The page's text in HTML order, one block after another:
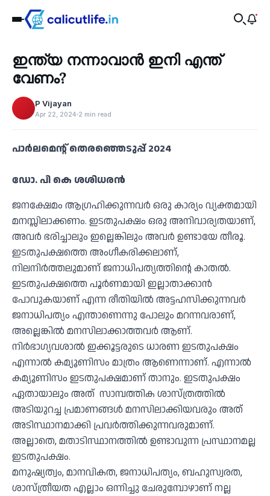
‹
Recent
ഇന്ത്യ നന്നാവാൻ ഇനി എന്ത്
വേണം?
P Vijayan
Apr 22, 2024 2 min read
പാർലമെന്റ് തെരഞ്ഞെടുപ്പ് 2024
ഡോ. പി കെ ശശിധരൻ
ജനക്ഷേമം ആഗ്രഹിക്കുന്നവർ ഒരു കാര്യം വ്യക്തമായി
മനസ്സിലാക്കണം. ഇടതുപക്ഷം ഒരു അനിവാര്യതയാണ്,
അവർ ഭരിച്ചാലും ഇല്ലെങ്കിലും അവർ ഉണ്ടായേ തീരൂ.
ഇടതുപക്ഷത്തെ അംഗീകരിക്കലാണ്,
നിലനിർത്തലുമാണ് ജനാധിപത്യത്തിന്റെ കാതൽ.
ഇടതുപക്ഷത്തെ പൂർണമായി ഇല്ലാതാക്കാൻ
പോവുകയാണ് എന്ന രീതിയിൽ അട്ടഹസിക്കുന്നവർ
ജനാധിപത്യം എന്താണെന്നു പോലും മറന്നവരാണ്,
അല്ലെങ്കിൽ മനസിലാക്കാത്തവർ ആണ്.
നിർഭാഗ്യവശാൽ ഇക്കൂട്ടരുടെ ധാരണ ഇടതുപക്ഷം
എന്നാൽ കമ്യൂണിസം മാത്രം ആണെന്നാണ്. എന്നാൽ
കമ്യൂണിസം ഇടതുപക്ഷമാണ് താനും. ഇടതുപക്ഷം
ഏതായാലും അത് സാമ്പത്തിക ശാസ്ത്രത്തിൽ
അടിയുറച്ച പ്രമാണങ്ങൾ മനസിലാക്കിയവരും അത്
അടിസ്ഥാനമാക്കി പ്രവർത്തിക്കുന്നവരുമാണ്.
അല്ലാതെ, മതാടിസ്ഥാനത്തിൽ ഉണ്ടാവുന്ന പ്രസ്ഥാനമല്ല
ഇടതുപക്ഷം.
മനുഷ്യത്വം, മാനവികത, ജനാധിപത്യം, ബഹുസ്വരത,
ശാസ്ത്രീയത എല്ലാം ഒന്നിച്ചു ചേരുമ്പോഴാണ് നല്ല